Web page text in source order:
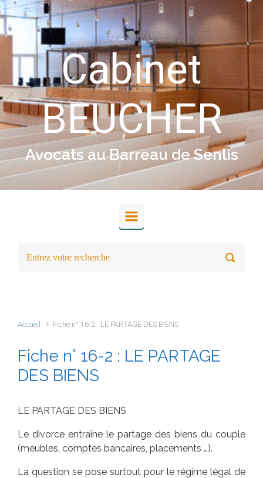
Skip to main content
Cabinet
BEUCHER
Avocats au Barreau de Senlis
Accueil Fiche n° 16-2 : LE PARTAGE DES BIENS
Fiche n° 16-2 : LE PARTAGE
DES BIENS
LE PARTAGE DES BIENS
Le divorce entraîne le partage des biens du couple
(meubles, comptes bancaires, placements …).
La question se pose surtout pour le régime légal de